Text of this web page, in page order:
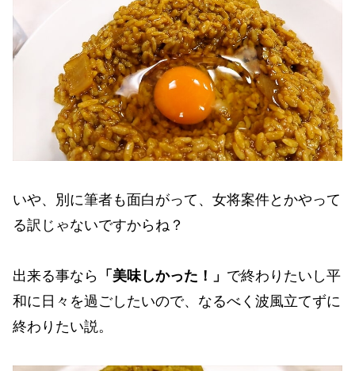
いや、別に筆者も面白がって、女将案件とかやって
る訳じゃないですからね？
出来る事なら 「美味しかった！」 で終わりたいし平
和に日々を過ごしたいので、なるべく波風立てずに
終わりたい説。